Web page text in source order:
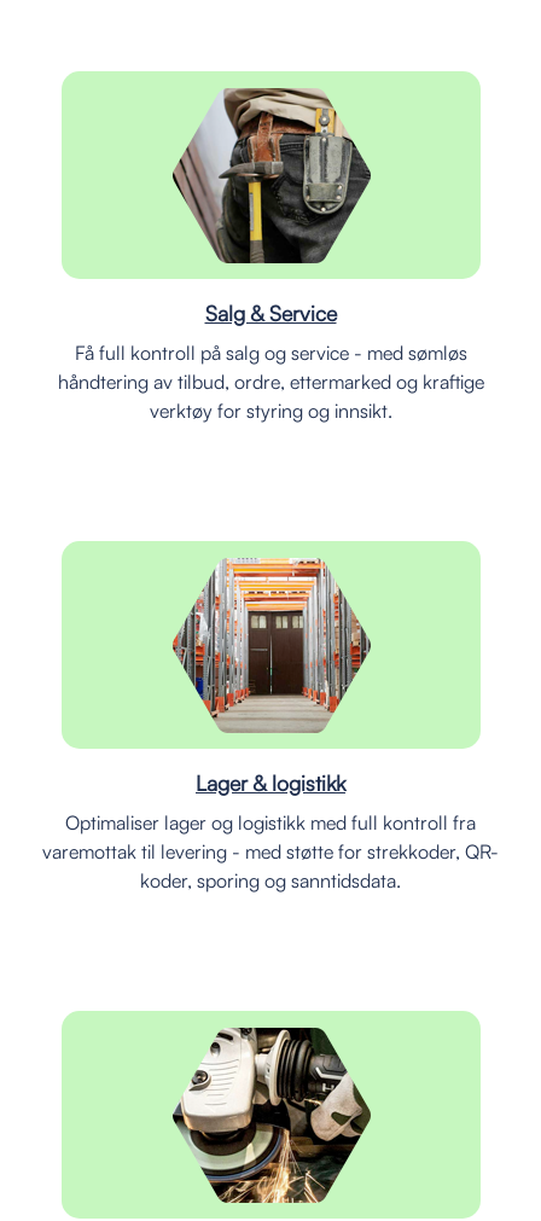
Salg & Service
Få full kontroll på salg og service - med sømløs
håndtering av tilbud, ordre, ettermarked og kraftige
verktøy for styring og innsikt.
Lager & logistikk
Optimaliser lager og logistikk med full kontroll fra
varemottak til levering - med støtte for strekkoder, QR-
koder, sporing og sanntidsdata.